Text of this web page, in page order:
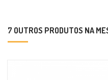
7 OUTROS PRODUTOS NA